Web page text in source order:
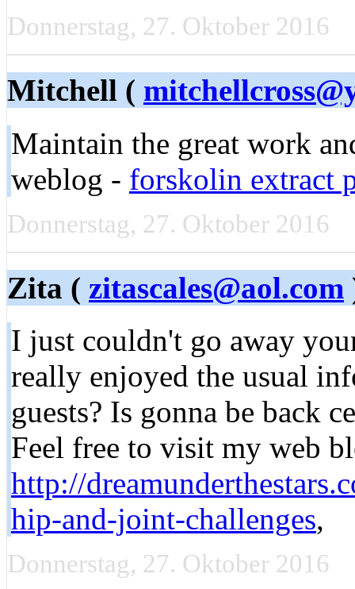
Donnerstag, 27. Oktober 2016
Mitchell (
Maintain the great work
weblog - forskolin extract
Donnerstag, 27. Oktober 2016
Zita ( zitascales@aol.com
I just couldn't go away
really enjoyed the usual
guests? Is gonna be back
Feel free to visit my web
http://
hip-and-joint-challenges,
Donnerstag, 27. Oktober 2016